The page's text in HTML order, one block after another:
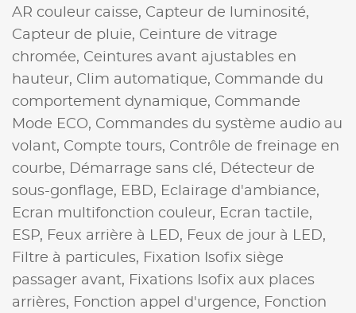
AR couleur caisse, Capteur de luminosité,
Capteur de pluie, Ceinture de vitrage
chromée, Ceintures avant ajustables en
hauteur, Clim automatique, Commande du
comportement dynamique, Commande
Mode ECO, Commandes du système audio au
volant, Compte tours, Contrôle de freinage en
courbe,
Démarrage sans clé,
Détecteur de
sous-gonflage, EBD, Eclairage d'ambiance,
Ecran multifonction couleur, Ecran tactile,
ESP, Feux arrière à LED, Feux de jour à LED,
Filtre à particules, Fixation Isofix siège
passager avant, Fixations Isofix aux places
arrières, Fonction appel d'urgence, Fonction